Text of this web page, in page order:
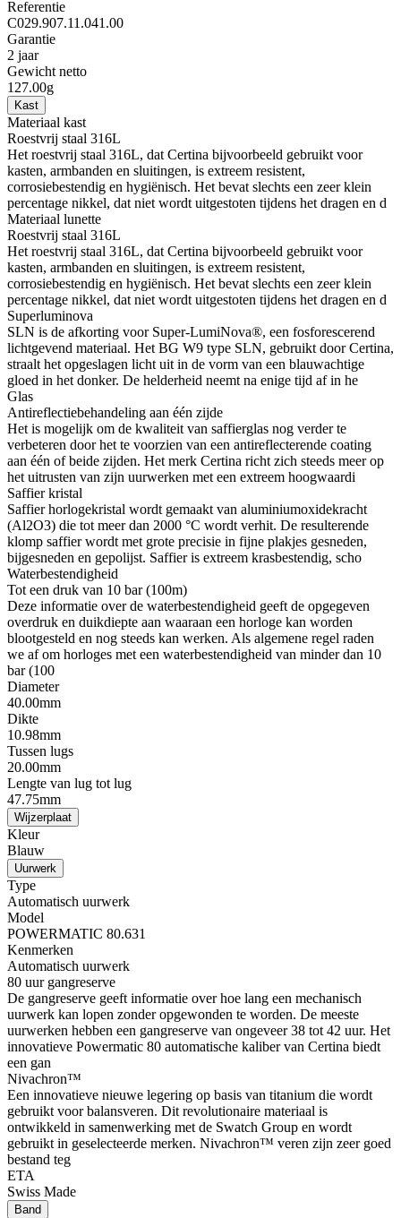
Referentie
C029.907.11.041.00
Garantie
2 jaar
Gewicht netto
127.00g
Kast
Materiaal kast
Roestvrij staal 316L
Het roestvrij staal 316L, dat Certina bijvoorbeeld gebruikt voor
kasten, armbanden en sluitingen, is extreem resistent,
corrosiebestendig en hygiënisch. Het bevat slechts een zeer klein
percentage nikkel, dat niet wordt uitgestoten tijdens het dragen en d
Materiaal lunette
Roestvrij staal 316L
Het roestvrij staal 316L, dat Certina bijvoorbeeld gebruikt voor
kasten, armbanden en sluitingen, is extreem resistent,
corrosiebestendig en hygiënisch. Het bevat slechts een zeer klein
percentage nikkel, dat niet wordt uitgestoten tijdens het dragen en d
Superluminova
SLN is de afkorting voor Super-LumiNova®, een fosforescerend
lichtgevend materiaal. Het BG W9 type SLN, gebruikt door Certina,
straalt het opgeslagen licht uit in de vorm van een blauwachtige
gloed in het donker. De helderheid neemt na enige tijd af in he
Glas
Antireflectiebehandeling aan één zijde
Het is mogelijk om de kwaliteit van saffierglas nog verder te
verbeteren door het te voorzien van een antireflecterende coating
aan één of beide zijden. Het merk Certina richt zich steeds meer op
het uitrusten van zijn uurwerken met een extreem hoogwaardi
Saffier kristal
Saffier horlogekristal wordt gemaakt van aluminiumoxidekracht
(Al2O3) die tot meer dan 2000 °C wordt verhit. De resulterende
klomp saffier wordt met grote precisie in fijne plakjes gesneden,
bijgesneden en gepolijst. Saffier is extreem krasbestendig, scho
Waterbestendigheid
Tot een druk van 10 bar (100m)
Deze informatie over de waterbestendigheid geeft de opgegeven
overdruk en duikdiepte aan waaraan een horloge kan worden
blootgesteld en nog steeds kan werken. Als algemene regel raden
we af om horloges met een waterbestendigheid van minder dan 10
bar (100
Diameter
40.00mm
Dikte
10.98mm
Tussen lugs
20.00mm
Lengte van lug tot lug
47.75mm
Wijzerplaat
Kleur
Blauw
Uurwerk
Type
Automatisch uurwerk
Model
POWERMATIC 80.631
Kenmerken
Automatisch uurwerk
80 uur gangreserve
De gangreserve geeft informatie over hoe lang een mechanisch
uurwerk kan lopen zonder opgewonden te worden. De meeste
uurwerken hebben een gangreserve van ongeveer 38 tot 42 uur. Het
innovatieve Powermatic 80 automatische kaliber van Certina biedt
een gan
Nivachron™
Een innovatieve nieuwe legering op basis van titanium die wordt
gebruikt voor balansveren. Dit revolutionaire materiaal is
ontwikkeld in samenwerking met de Swatch Group en wordt
gebruikt in geselecteerde merken. Nivachron™ veren zijn zeer goed
bestand teg
ETA
Swiss Made
Band